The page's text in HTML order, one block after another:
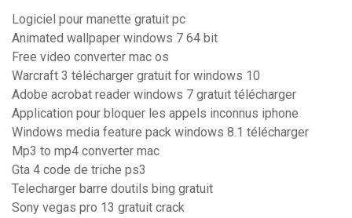
Logiciel pour manette gratuit pc
Animated wallpaper windows 7 64 bit
Free video converter mac os
Warcraft 3 télécharger gratuit for windows 10
Adobe acrobat reader windows 7 gratuit télécharger
Application pour bloquer les appels inconnus iphone
Windows media feature pack windows 8.1 télécharger
Mp3 to mp4 converter mac
Gta 4 code de triche ps3
Telecharger barre doutils bing gratuit
Sony vegas pro 13 gratuit crack